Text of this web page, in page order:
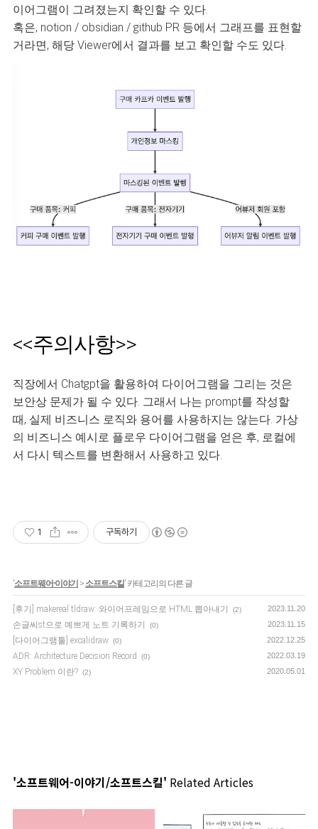
이어그램이 그려졌는지 확인할 수 있다.
혹은, notion / obsidian / github PR 등에서 그래프를 표현할
거라면, 해당 Viewer에서 결과를 보고 확인할 수도 있다.
<<주의사항>>
직장에서 Chatgpt을 활용하여 다이어그램을 그리는 것은
보안상 문제가 될 수 있다. 그래서 나는 prompt를 작성할
때, 실제 비즈니스 로직와 용어를 사용하지는 않는다. 가상
의 비즈니스 예시로 플로우 다이어그램을 얻은 후, 로컬에
서 다시 텍스트를 변환해서 사용하고 있다.
1 구독하기
'소프트웨어-이야기 > 소프트스킬' 카테고리의 다른 글
[후기] makereal tldraw: 와이어프레임으로 HTML 뽑아내기 (2) 2023.11.20
손글씨st으로 예쁘게 노트 기록하기 (0) 2023.11.15
[다이어그램툴] excalidraw (0) 2022.12.25
ADR: Architecture Decision Record (0) 2022.03.19
XY Problem 이란? (2) 2020.05.01
'소프트웨어-이야기/소프트스킬' Related Articles